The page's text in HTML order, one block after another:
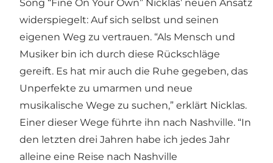
Song “Fine On Your Own” Nicklas’ neuen Ansatz
widerspiegelt: Auf sich selbst und seinen
eigenen Weg zu vertrauen. “Als Mensch und
Musiker bin ich durch diese Rückschläge
gereift. Es hat mir auch die Ruhe gegeben, das
Unperfekte zu umarmen und neue
musikalische Wege zu suchen,” erklärt Nicklas.
Einer dieser Wege führte ihn nach Nashville. “In
den letzten drei Jahren habe ich jedes Jahr
alleine eine Reise nach Nashville